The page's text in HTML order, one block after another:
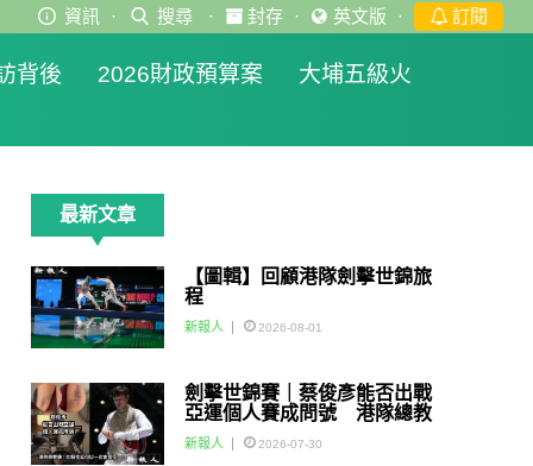
資訊 · 搜尋 · 封存 · 英文版 · 訂閱
背後 2026財政預算案
大埔五級火
最新文章
【圖輯】回顧港隊劍擊世錦旅
程
新報人 2026-08-01
劍擊世錦賽｜蔡俊彥能否出戰
亞運個人賽成問號 港隊總教
練：如醫生話可以一定會用佢
新報人 2026-07-30